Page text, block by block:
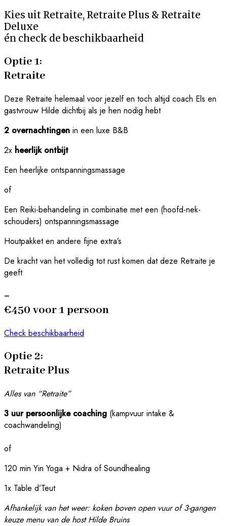
Kies uit Retraite, Retraite Plus & Retraite
Deluxe
én check de beschikbaarheid
Optie 1:
Retraite
Deze Retraite helemaal voor jezelf en toch altijd coach Els en
gastvrouw Hilde dichtbij als je hen nodig hebt
2 overnachtingen in een luxe B&B
2x heerlijk ontbijt
Een heerlijke ontspanningsmassage
of
Een Reiki-behandeling in combinatie met een (hoofd-nek-
schouders) ontspanningsmassage
Houtpakket en andere fijne extra’s
De kracht van het volledig tot rust komen dat deze Retraite je
geeft
=
€450 voor 1 persoon
Check beschikbaarheid
Optie 2:
Retraite Plus
Alles van “Retraite”
3 uur persoonlijke coaching (kampvuur intake &
coachwandeling)
of
120 min Yin Yoga + Nidra of Soundhealing
1x Table d’Teut
Afhankelijk van het weer: koken boven open vuur of 3-gangen
keuze menu van de host Hilde Bruins